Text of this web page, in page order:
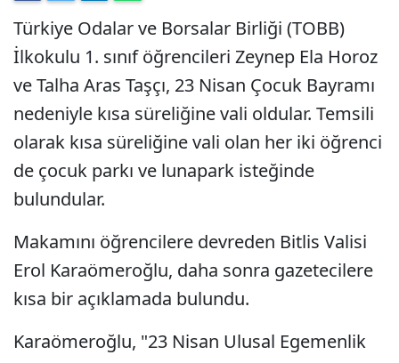
Türkiye Odalar ve Borsalar Birliği (TOBB)
İlkokulu 1. sınıf öğrencileri Zeynep Ela Horoz
ve Talha Aras Taşçı, 23 Nisan Çocuk Bayramı
nedeniyle kısa süreliğine vali oldular. Temsili
olarak kısa süreliğine vali olan her iki öğrenci
de çocuk parkı ve lunapark isteğinde
bulundular.
Makamını öğrencilere devreden Bitlis Valisi
Erol Karaömeroğlu, daha sonra gazetecilere
kısa bir açıklamada bulundu.
Karaömeroğlu, "23 Nisan Ulusal Egemenlik